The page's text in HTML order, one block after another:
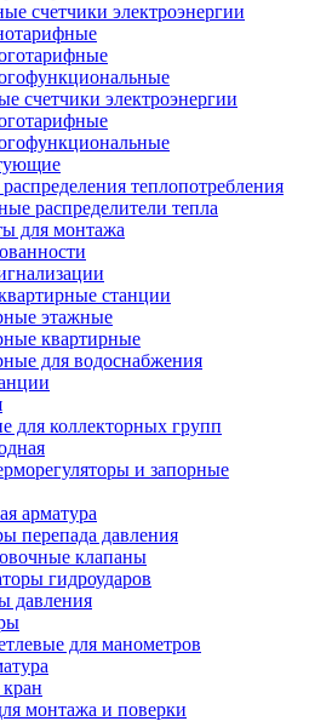
счетчики электроэнергии
счетчики электроэнергии
теплопотребления
распределители тепла
для монтажа
станции
этажные
квартирные
для водоснабжения
для коллекторных групп
и запорные
арматура
перепада давления
клапаны
гидроударов
давления
для манометров
монтажа и поверки